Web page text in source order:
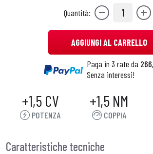
Quantità: 1
AGGIUNGI AL CARRELLO
Paga in 3 rate da
Senza interessi!
+1,5 CV
POTENZA
+1,5 NM
COPPIA
Caratteristiche tecniche